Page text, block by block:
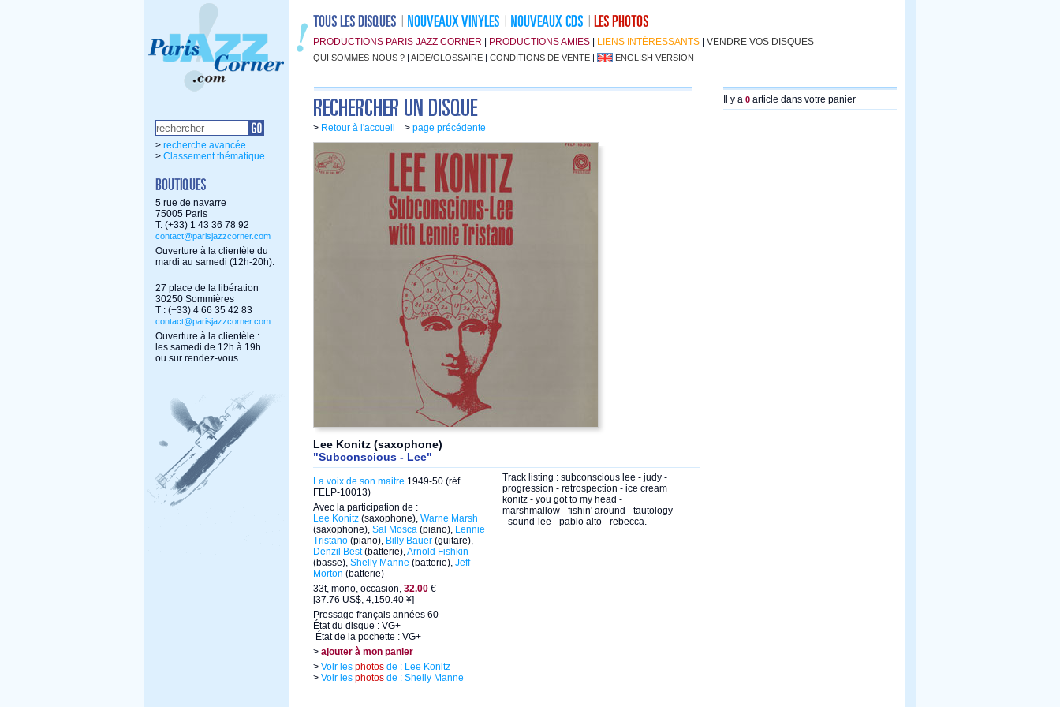
PRODUCTIONS PARIS JAZZ CORNER PRODUCTIONS AMIES LIENS INTÉRESSANTS VENDRE VOS DISQUES
QUI SOMMES-NOUS ? | AIDE/GLOSSAIRE | CONDITIONS DE VENTE | ENGLISH VERSION
> recherche avancée
> Classement thématique
5 rue de navarre
75005 Paris
T: (+33) 1 43 36 78 92
contact@parisjazzcorner.com
Ouverture à la clientèle du
mardi au samedi (12h-20h).
27 place de la libération
30250 Sommières
T : (+33) 4 66 35 42 83
contact@parisjazzcorner.com
Ouverture à la clientèle :
les samedi de 12h à 19h
ou sur rendez-vous.
> Retour à l'accueil > page précédente
Lee Konitz (saxophone)
"Subconscious - Lee"
La voix de son maitre 1949-50 (réf.
FELP-10013)
Avec la participation de :
Lee Konitz (saxophone), Warne Marsh
(saxophone), Sal Mosca (piano), Lennie
Tristano (piano), Billy Bauer (guitare),
Denzil Best(batterie),Arnold Fishkin
(basse), Shelly Manne (batterie), Jeff
Morton (batterie)
33t, mono, occasion, 32.00 €
[37.76 US$, 4,150.40 ¥]
Pressage français années 60
État du disque : VG+
État de la pochette : VG+
> ajouter à mon panier
> Voir les photos de : Lee Konitz
> Voir les photos de : Shelly Manne
Track listing : subconscious lee - judy -
progression - retrospection - ice cream
konitz - you got to my head -
marshmallow - fishin' around - tautology
- sound-lee - pablo alto - rebecca.
Il y a 0 article dans votre panier